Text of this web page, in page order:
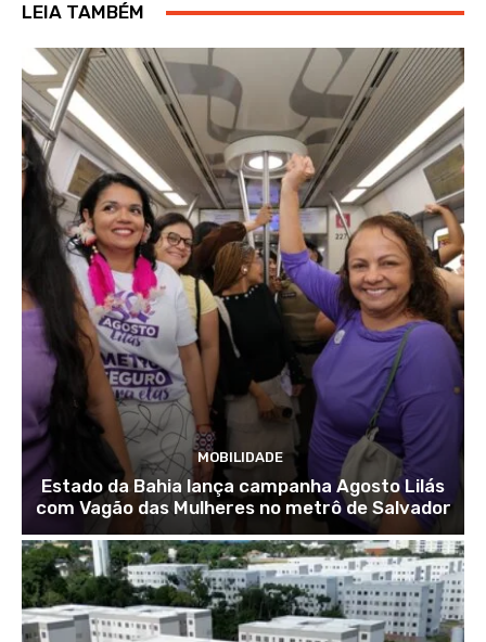
LEIA TAMBÉM
MOBILIDADE
Estado da Bahia lança campanha Agosto Lilás
com Vagão das Mulheres no metrô de Salvador